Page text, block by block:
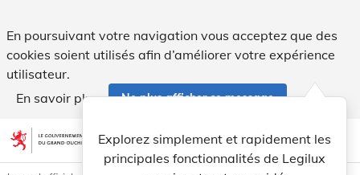
En poursuivant votre navigation vous acceptez que des
cookies soient utilisés afin d’améliorer votre expérience
utilisateur.
En savoir plus
Ne plus afficher ce message
Aller au contenu account_circle help Aide
Explorez simplement et rapidement les
principales fonctionnalités de Legilux
light_mode dark_mode